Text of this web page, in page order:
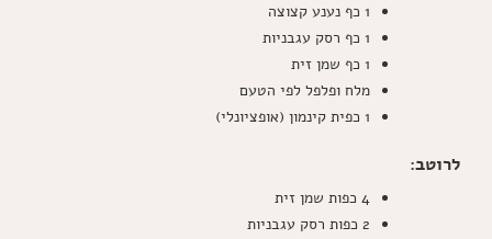
1 כף נענע קצוצה
1 כף רסק עגבניות
1 כף שמן זית
מלח ופלפל לפי הטעם
1 כפית קינמון (אופציונלי)
לרוטב:
4 כפות שמן זית
2 כפות רסק עגבניות